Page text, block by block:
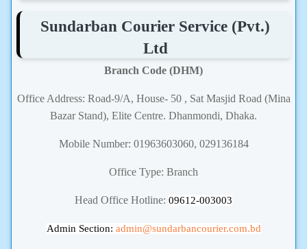
Sundarban Courier Service (Pvt.)
Ltd
Branch Code (DHM)
Office Address: Road-9/A, House- 50 , Sat Masjid Road (Mina
Bazar Stand), Elite Centre. Dhanmondi, Dhaka.
Mobile Number: 01963603060, 029136184
Office Type: Branch
Head Office Hotline: 09612-003003
Admin Section: admin@sundarbancourier.com.bd